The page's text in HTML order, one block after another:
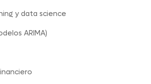
y data science
ARIMA)